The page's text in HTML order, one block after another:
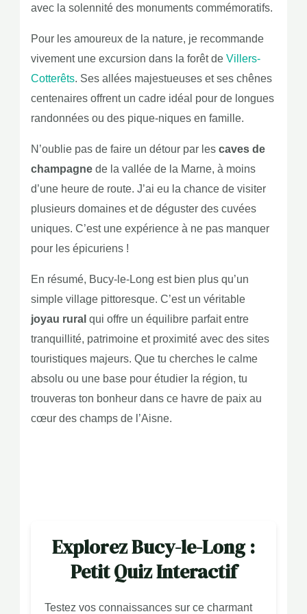
avec la solennité des monuments commémoratifs.
Pour les amoureux de la nature, je recommande
vivement une excursion dans la forêt de Villers-
Cotterêts. Ses allées majestueuses et ses chênes
centenaires offrent un cadre idéal pour de longues
randonnées ou des pique-niques en famille.
N’oublie pas de faire un détour par les caves de
champagnede la vallée de la Marne, à moins
d’une heure de route. J’ai eu la chance de visiter
plusieurs domaines et de déguster des cuvées
uniques. C’est une expérience à ne pas manquer
pour les épicuriens !
En résumé, Bucy-le-Long est bien plus qu’un
simple village pittoresque. C’est un véritable
joyau rural qui offre un équilibre parfait entre
tranquillité, patrimoine et proximité avec des sites
touristiques majeurs. Que tu cherches le calme
absolu ou une base pour étudier la région, tu
trouveras ton bonheur dans ce havre de paix au
cœur des champs de l’Aisne.
Explorez Bucy-le-Long :
Petit Quiz Interactif
Testez vos connaissances sur ce charmant